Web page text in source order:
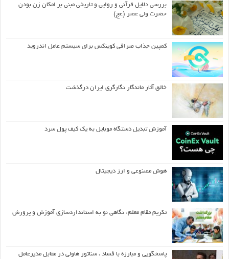
بررسی دلایل قرآنی و روایی و تاریخی مبنی بر امکان زن بودن
حضرت ولی عصر (عج)
کمپین جذاب صرافی کوینکس برای سیستم عامل اندروید
خالق آثار ماندگار نگارگری ایران درگذشت
آموزش تبدیل دستگاه موبایل به یک کیف‌ پول سرد
هوش مصنوعی و ارز دیجیتال
تکریم مقام معلم: نگاهی نو به استانداردسازی آموزش و پرورش
پاسخگویی و مبارزه با فساد ، سناتور هاولی در مقابل مدیرعامل